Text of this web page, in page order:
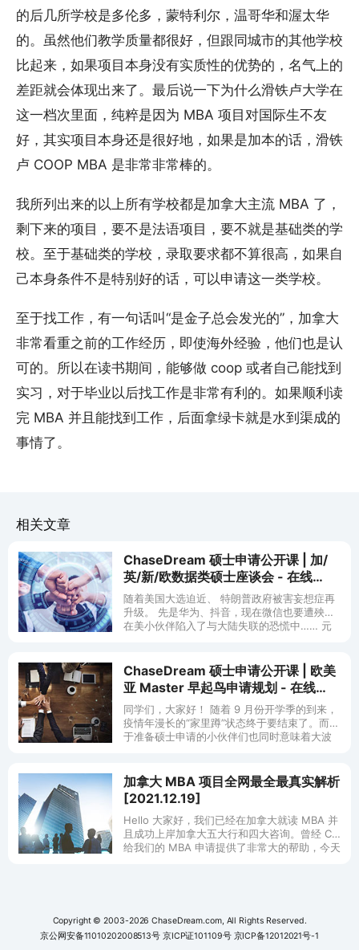
的后几所学校是多伦多，蒙特利尔，温哥华和渥太华
的。虽然他们教学质量都很好，但跟同城市的其他学校
比起来，如果项目本身没有实质性的优势的，名气上的
差距就会体现出来了。最后说一下为什么滑铁卢大学在
这一档次里面，纯粹是因为 MBA 项目对国际生不友
好，其实项目本身还是很好地，如果是加本的话，滑铁
卢 COOP MBA 是非常非常棒的。
我所列出来的以上所有学校都是加拿大主流 MBA 了，
剩下来的项目，要不是法语项目，要不就是基础类的学
校。至于基础类的学校，录取要求都不算很高，如果自
己本身条件不是特别好的话，可以申请这一类学校。
至于找工作，有一句话叫“是金子总会发光的”，加拿大
非常看重之前的工作经历，即使海外经验，他们也是认
可的。所以在读书期间，能够做 coop 或者自己能找到
实习，对于毕业以后找工作是非常有利的。如果顺利读
完 MBA 并且能找到工作，后面拿绿卡就是水到渠成的
事情了。
相关文章
ChaseDream 硕士申请公开课 | 加/
英/新/欧数据类硕士座谈会 - 在线
(8/14 16 22 23)
随着美国大选迫近、 特朗普政府被害妄想症再
升级。 先是华为、抖音，现在微信也要遭殃？
在美小伙伴陷入了与大陆失联的恐慌中…… 元
ChaseDream 硕士申请公开课 | 欧美
亚 Master 早起鸟申请规划 - 在线
(9/2)
同学们，大家好！ 随着 9 月份开学季的到来，
疫情年漫长的“家里蹲”状态终于要结束了。而对
于准备硕士申请的小伙伴们也同时意味着大波
加拿大 MBA 项目全网最全最真实解析
[2021.12.19]
Hello 大家好，我们已经在加拿大就读 MBA 并
且成功上岸加拿大五大行和四大咨询。曾经 CD
给我们的 MBA 申请提供了非常大的帮助，今天
Copyright © 2003-2026 ChaseDream.com, All Rights Reserved.
京公网安备11010202008513号 京ICP证101109号 京ICP备12012021号-1